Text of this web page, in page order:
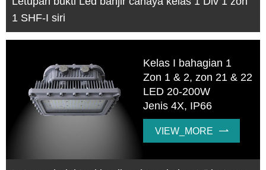
1 SHF-I siri
Kelas I bahagian 1
Zon 1 & 2, zon 21 & 22
LED 20-200W
Jenis 4X, IP66
VIEW_MORE 